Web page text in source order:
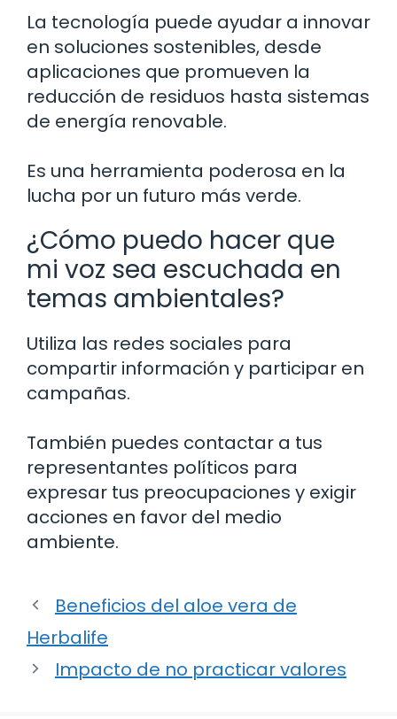
La tecnología puede ayudar a innovar
en soluciones sostenibles, desde
aplicaciones que promueven la
reducción de residuos hasta sistemas
de energía renovable.
Es una herramienta poderosa en la
lucha por un futuro más verde.
¿Cómo puedo hacer que
mi voz sea escuchada en
temas ambientales?
Utiliza las redes sociales para
compartir información y participar en
campañas.
También puedes contactar a tus
representantes políticos para
expresar tus preocupaciones y exigir
acciones en favor del medio
ambiente.
Beneficios del aloe vera de
Herbalife
Impacto de no practicar valores